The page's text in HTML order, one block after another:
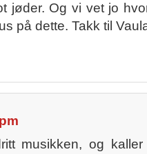
jøder. Og vi vet jo
på dette. Takk til
musikken, og kaller